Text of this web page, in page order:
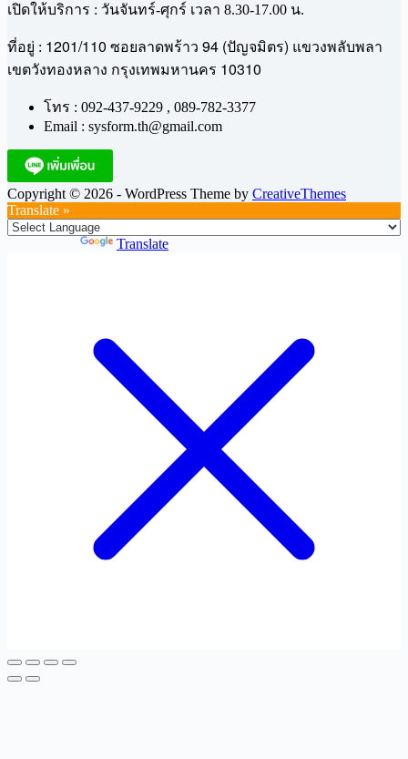
เปิดให้บริการ : วันจันทร์-ศุกร์ เวลา 8.30-17.00 น.
ที่อยู่ : 1201/110 ซอยลาดพร้าว 94 (ปัญจมิตร) แขวงพลับพลา
เขตวังทองหลาง กรุงเทพมหานคร 10310
โทร : 092-437-9229 , 089-782-3377
Email : sysform.th@gmail.com
Copyright © 2026 - WordPress Theme by CreativeThemes
Translate »
Translate